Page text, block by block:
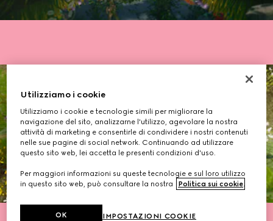
Utilizziamo i cookie
Utilizziamo i cookie e tecnologie simili per migliorare la
navigazione del sito, analizzarne l'utilizzo, agevolare la nostra
attività di marketing e consentirle di condividere i nostri contenuti
nelle sue pagine di social network. Continuando ad utilizzare
questo sito web, lei accetta le presenti condizioni d'uso.
Per maggiori informazioni su queste tecnologie e sul loro utilizzo
in questo sito web, può consultare la nostra
Politica sui cookie.
IMPOSTAZIONI COOKIE
OK